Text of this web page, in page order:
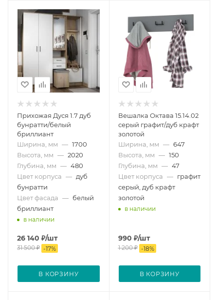
Прихожая Дуся 1.7 дуб
бунратти/белый
бриллиант
Ширина, мм — 1700
Высота, мм — 2020
Глубина, мм — 480
Цвет корпуса — дуб
бунратти
Цвет фасада — белый
бриллиант
в наличии
26 140 ₽/шт
31 500₽ -17%
В КОРЗИНУ
Вешалка Октава 15.14.02
серый графит/дуб крафт
золотой
Ширина, мм — 647
Высота, мм — 150
Глубина, мм — 47
Цвет корпуса — графит
серый, дуб крафт
золотой
в наличии
990 ₽/шт
1 200₽ -18%
В КОРЗИНУ